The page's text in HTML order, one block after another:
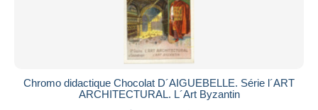
Chromo didactique Chocolat D´AIGUEBELLE. Série l´ART
ARCHITECTURAL. L´Art Byzantin